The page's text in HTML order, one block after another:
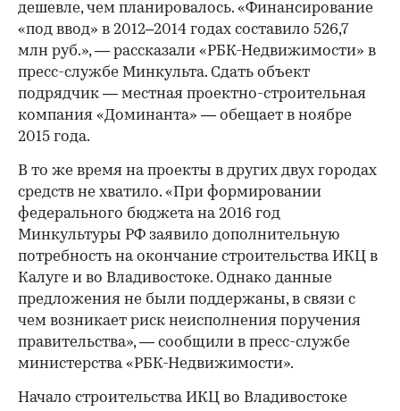
00:00 / 00:00
дешевле, чем планировалось. «Финансирование
«под ввод» в 2012–2014 годах составило 526,7
млн руб.», — рассказали «РБК-Недвижимости» в
пресс-службе Минкульта. Сдать объект
подрядчик — местная проектно-строительная
компания «Доминанта» — обещает в ноябре
2015 года.
В то же время на проекты в других двух городах
средств не хватило. «При формировании
федерального бюджета на 2016 год
Минкультуры РФ заявило дополнительную
потребность на окончание строительства ИКЦ в
Калуге и во Владивостоке. Однако данные
предложения не были поддержаны, в связи с
чем возникает риск неисполнения поручения
правительства», — сообщили в пресс-службе
министерства «РБК-Недвижимости».
Начало строительства ИКЦ во Владивостоке